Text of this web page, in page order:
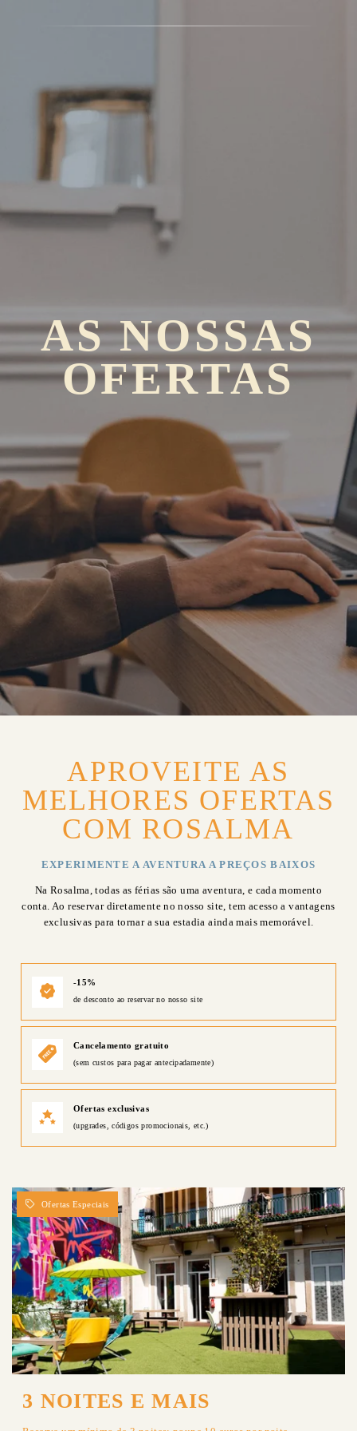
AS NOSSAS
OFERTAS
APROVEITE AS
MELHORES OFERTAS
COM ROSALMA
EXPERIMENTE A AVENTURA A PREÇOS BAIXOS
Na Rosalma, todas as férias são uma aventura, e cada momento
conta. Ao reservar diretamente no nosso site, tem acesso a vantagens
exclusivas para tornar a sua estadia ainda mais memorável.
-15%
de desconto ao reservar no nosso site
Cancelamento gratuito
(sem custos para pagar antecipadamente)
Ofertas exclusivas
(upgrades, códigos promocionais, etc.)
3 NOITES E MAIS
HOME
SLEEP
SERVIÇOS
EXPLORAR
OFERTAS
GALERIA